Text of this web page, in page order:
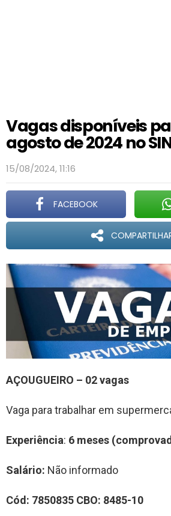
Vagas disponíveis
agosto de 2024 no
15/08/2024, 11:16
FACEBOOK
AÇOUGUEIRO – 02 vagas
Vaga para trabalhar em
Experiência: 6 meses
Salário: Não informado
Cód: 7850835 CBO: 8485-10